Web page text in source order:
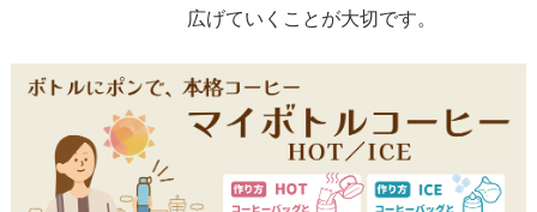
広げていくことが大切です。